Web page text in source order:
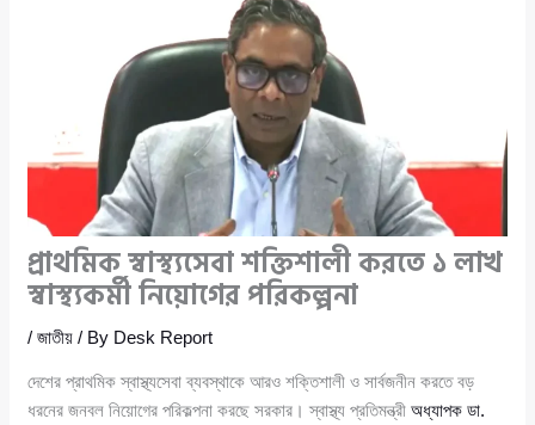
প্রাথমিক স্বাস্থ্যসেবা শক্তিশালী করতে ১ লাখ
স্বাস্থ্যকর্মী নিয়োগের পরিকল্পনা
/জাতীয় / By Desk Report
দেশের প্রাথমিক স্বাস্থ্যসেবা ব্যবস্থাকে আরও শক্তিশালী ও সার্বজনীন করতে বড়
ধরনের জনবল নিয়োগের পরিকল্পনা করছে সরকার। স্বাস্থ্য প্রতিমন্ত্রীঅধ্যাপক ডা.